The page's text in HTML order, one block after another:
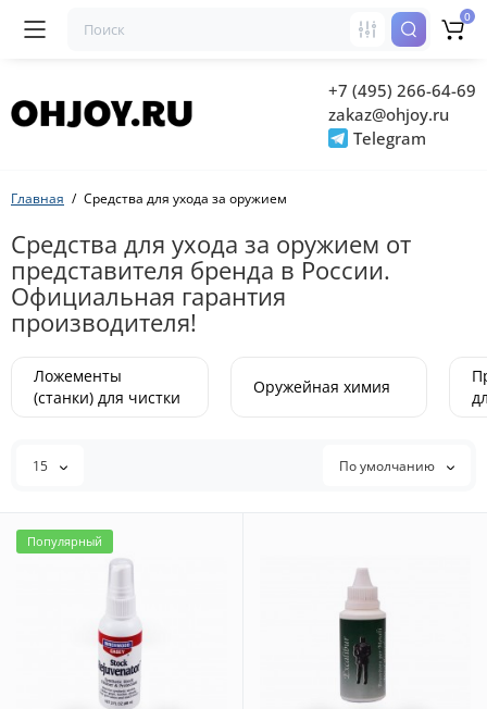
+7 (495) 266-64-69
zakaz@ohjoy.ru
Telegram
0
Главная Средства для ухода за оружием
Средства для ухода за оружием от
представителя бренда в России.
Официальная гарантия
производителя!
Ложементы
(станки) для чистки
Оружейная химия
15 По умолчанию
Популярный